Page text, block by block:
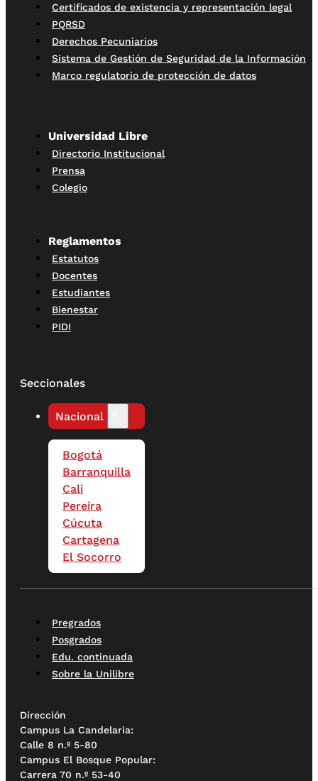
Certificados de existencia y representación legal
PQRSD
Derechos Pecuniarios
Sistema de Gestión de Seguridad de la Información
Marco regulatorio de protección de datos
Universidad Libre
Directorio Institucional
Prensa
Colegio
Reglamentos
Estatutos
Docentes
Estudiantes
Bienestar
PIDI
Seccionales
Nacional
Bogotá
Barranquilla
Cali
Pereira
Cúcuta
Cartagena
El Socorro
Pregrados
Posgrados
Edu. continuada
Sobre la Unilibre
Dirección
Campus La Candelaria:
Calle 8 n.º 5-80
Campus El Bosque Popular:
Carrera 70 n.º 53-40